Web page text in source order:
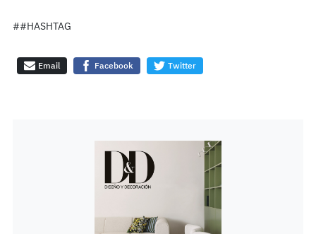
##HASHTAG
Email Facebook Twitter